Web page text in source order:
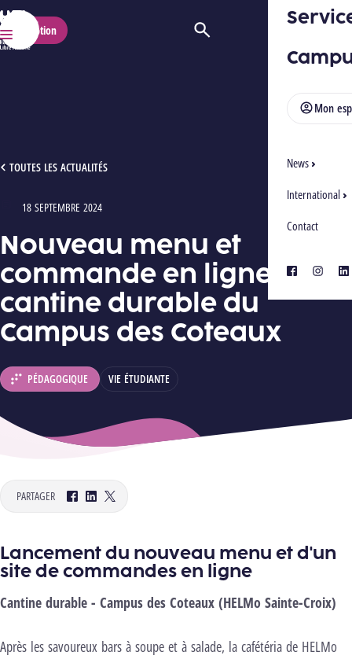
HELMo
Menu
Mon
News
International
Contact
facebook
Inscription Ouvrir/Fermer la recherche
TOUTES LES ACTUALITÉS
NOUVEAU MENU ET COMMANDE EN LIGNE : CANTINE DURABLE DU CAMPUS DES
Nouveau menu et
commande en ligne :
cantine durable du
Campus des Coteaux
Type : Articles
18 SEPTEMBRE 2024
DÉPARTEMENT :
PÉDAGOGIQUE VIE ÉTUDIANTE
PARTAGER
Facebook
LinkedInTwitter
Lancement du nouveau menu et d'un
site de commandes en ligne
Cantine durable - Campus des Coteaux (HELMo Sainte-Croix)
Après les savoureux bars à soupe et à salade, la cafétéria de HELMo